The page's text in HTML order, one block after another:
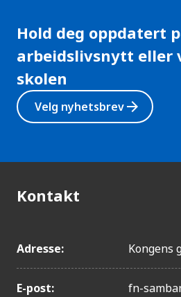
Hold deg oppdatert
arbeidslivsnytt eller
skolen
Velg nyhetsbrevarrow_forward
Kontakt
Adresse: Kongens
E-post: fn-